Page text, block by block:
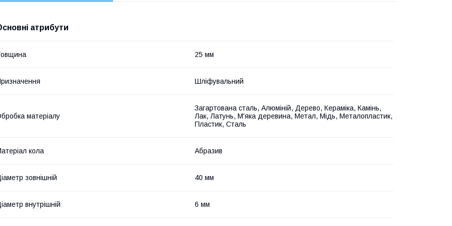
атрибути
25 мм
Шліфувальний
матеріалу
Загартована сталь, Алюміній, Дерево, Кераміка, Камінь,
Лак, Латунь, М'яка деревина, Метал, Мідь, Металопластик,
Пластик, Сталь
кола Абразив
зовнішній 40 мм
внутрішній 6 мм